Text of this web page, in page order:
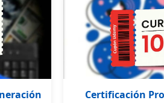
Certificación